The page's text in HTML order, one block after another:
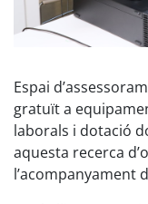
Espai
gratuït a
laborals i dotació
aquesta recerca
l’acompanyament